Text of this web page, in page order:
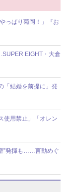
っぱり菊岡！」『お
EIGHT・大倉
「結婚を前提に」発
使用禁止」「オレン
”発揮も……言動めぐ